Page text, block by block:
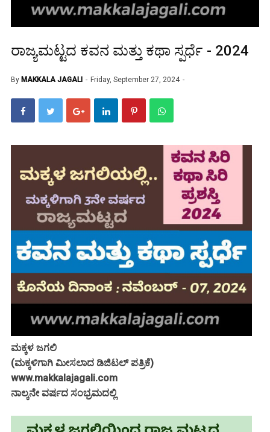
ರಾಜ್ಯಮಟ್ಟದ ಕವನ ಮತ್ತು ಕಥಾ ಸ್ಪರ್ಧೆ - 2024
By MAKKALA JAGALI Friday, September 27, 2024
ಮಕ್ಕಳ ಜಗಲಿ
(ಮಕ್ಕಳಿಗಾಗಿ ಮೀಸಲಾದ ಡಿಜಿಟಲ್ ಪತ್ರಿಕೆ)
www.makkalajagali.com
ನಾಲ್ಕನೇ ವರ್ಷದ ಸಂಭ್ರಮದಲ್ಲಿ